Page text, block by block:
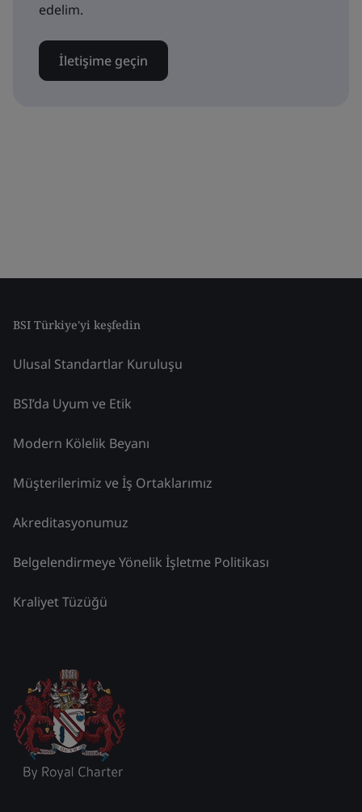
edelim.
İletişime geçin
BSI Türkiye'yi keşfedin
Ulusal Standartlar Kuruluşu
BSI’da Uyum ve Etik
Modern Kölelik Beyanı
Müşterilerimiz ve İş Ortaklarımız
Akreditasyonumuz
Belgelendirmeye Yönelik İşletme Politikası
Kraliyet Tüzüğü